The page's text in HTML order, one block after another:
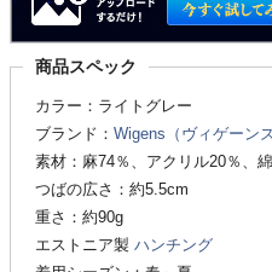
商品スペック
カラー：ライトグレー
ブランド： Wigens（ヴィゲーンズ
素材：麻74％、アクリル20％、
つばの広さ：約5.5cm
重さ：約90g
エストニア製 ハンチング